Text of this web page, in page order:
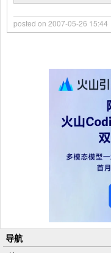
posted on 2007-05-26 15:44
导航